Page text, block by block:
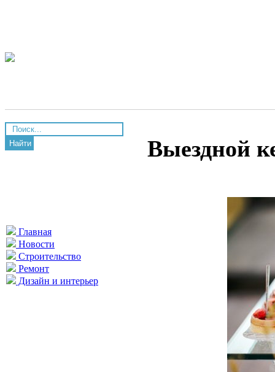
Найти
Главная
Новости
Строительство
Ремонт
Дизайн и интерьер
Выездной